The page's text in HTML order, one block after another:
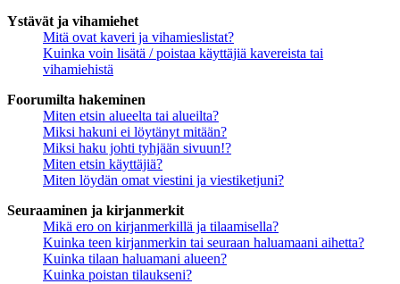
Ystävät ja vihamiehet
Mitä ovat kaveri ja vihamieslistat?
Kuinka voin lisätä / poistaa käyttäjiä kavereista tai
vihamiehistä
Foorumilta hakeminen
Miten etsin alueelta tai alueilta?
Miksi hakuni ei löytänyt mitään?
Miksi haku johti tyhjään sivuun!?
Miten etsin käyttäjiä?
Miten löydän omat viestini ja viestiketjuni?
Seuraaminen ja kirjanmerkit
Mikä ero on kirjanmerkillä ja tilaamisella?
Kuinka teen kirjanmerkin tai seuraan haluamaani aihetta?
Kuinka tilaan haluamani alueen?
Kuinka poistan tilaukseni?